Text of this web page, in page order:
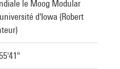
le Moog Modular
d'Iowa (Robert